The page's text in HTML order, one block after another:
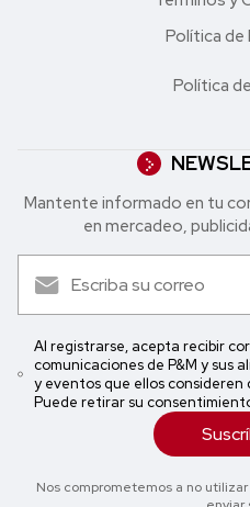
Política de
Política
Mantente informado en tu
en mercadeo,
Al registrarse, acepta recibir
comunicaciones de P&M y sus
y eventos que ellos consideren
Puede retirar su
Nos comprometemos a no